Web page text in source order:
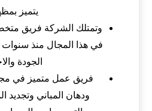
يتميز
وتمتلك الشركة فريق
في هذا المجال منذ
الجودة
فريق عمل متميز في
ودهان المباني وتجديد